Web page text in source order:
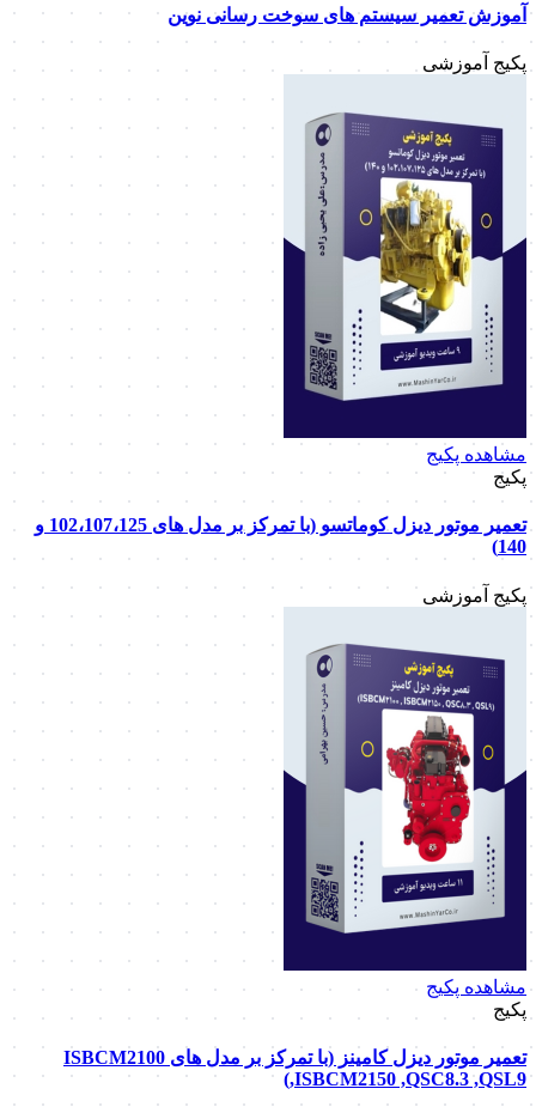
آموزش تعمیر سیستم های سوخت رسانی نوین
پکیج آموزشی
مشاهده پکیج
پکیج
تعمیر موتور دیزل کوماتسو (با تمرکز بر مدل های 102،107،125 و
140)
پکیج آموزشی
مشاهده پکیج
پکیج
تعمیر موتور دیزل کامینز (با تمرکز بر مدل های ISBCM2100
,ISBCM2150 ,QSC8.3 ,QSL9)